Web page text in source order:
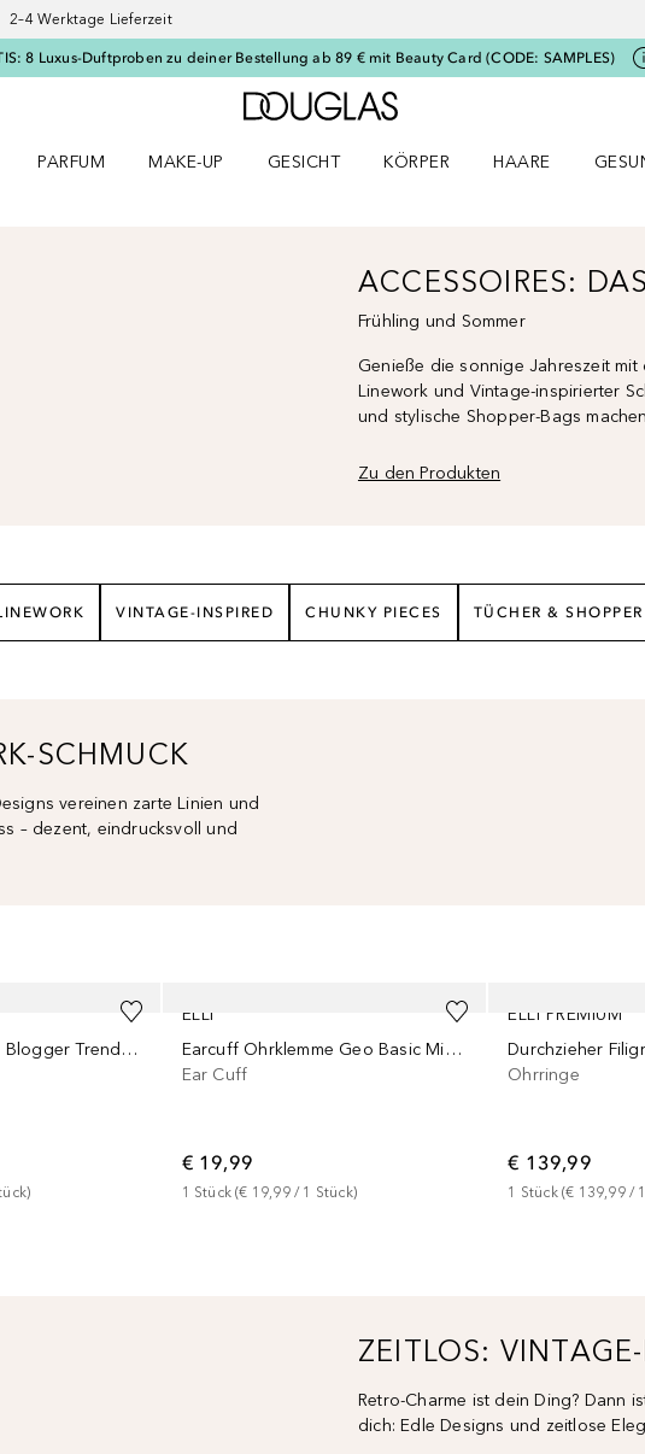
Werktage Lieferzeit
8 Luxus-Duftproben zu deiner Bestellung ab 89 € mit Beauty Card (CODE: SAMPLES)
Zur Douglas Startseite
PARFUM
MAKE-UP
GESICHT
KÖRPER
HAARE
ACCESSOIRES:
Frühling und Sommer
Genieße die sonnige Jahreszeit
Linework und Vintage-inspirierter
und stylische Shopper-Bags
Zu den Produkten
VINTAGE-INSPIRED CHUNKY PIECES TÜCHER & SHOPPER
SCHMUCK
vereinen zarte Linien und
– dezent, eindrucksvoll und
Wickelring Filigran Blogger Trend 925 Silber
)
ELLI
Earcuff Ohrklemme Geo Basic Minimal 925 Silber
Ear Cuff
€ 19,99
1 Stück (€ 19,99 / 1 Stück)
ELLI PREMIUM
Ohrringe
€ 139,99
1 Stück (€ 139,99 / 1
ZEITLOS:
Retro-Charme ist dein Ding? Dann
dich: Edle Designs und zeitlose